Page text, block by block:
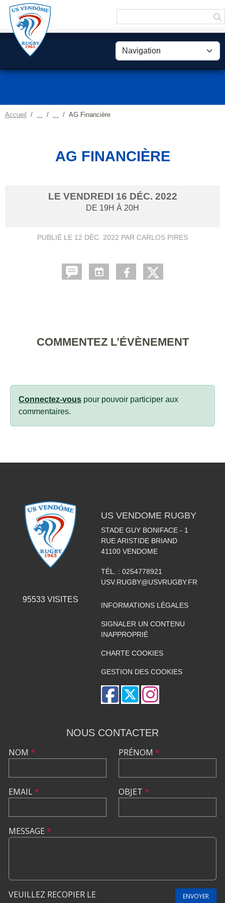
Accueil AG Financière
AG FINANCIÈRE
LE VENDREDI 16 DÉC. 2022
DE 19H À 20H
PUBLIÉ LE 12 DÉC. 2022 PAR CARLOS PIRES
COMMENTEZ L’ÉVÈNEMENT
Connectez-vous pour pouvoir participer aux
commentaires.
95533VISITES
US VENDOME RUGBY
STADE GUY BONIFACE - 1
RUE ARISTIDE BRIAND
41100 VENDOME
TÉL. : 0254778921
USV.RUGBY@USVRUGBY.FR
INFORMATIONS LÉGALES
SIGNALER UN CONTENU
INAPPROPRIÉ
CHARTE COOKIES
GESTION DES COOKIES
NOUS CONTACTER
NOM *
EMAIL*
PRÉNOM *
OBJET *
MESSAGE *
VEUILLEZ RECOPIER LE
ENVOYER
Panneau de gestion des cookies